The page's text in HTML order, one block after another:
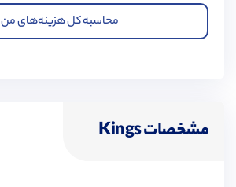
محاسبه کل هزینه‌های من
مشخصات Kings